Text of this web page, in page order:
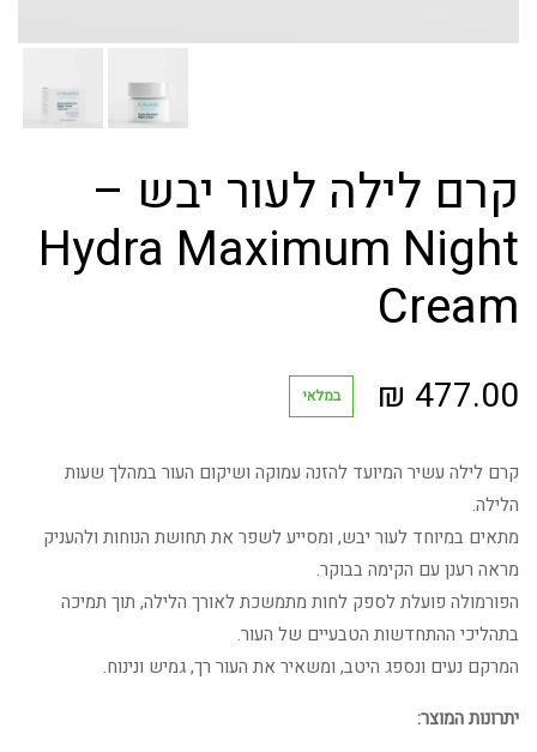
קרם לילה לעור יבש –
Hydra Maximum Night
Cream
477.00
₪ במלאי
קרם לילה עשיר המיועד להזנה עמוקה ושיקום העור במהלך שעות
הלילה.
מתאים במיוחד לעור יבש, ומסייע לשפר את תחושת הנוחות ולהעניק
מראה רענן עם הקימה בבוקר.
הפורמולה פועלת לספק לחות מתמשכת לאורך הלילה, תוך תמיכה
בתהליכי ההתחדשות הטבעיים של העור.
המרקם נעים ונספג היטב, ומשאיר את העור רך, גמיש ונינוח.
יתרונות המוצר: